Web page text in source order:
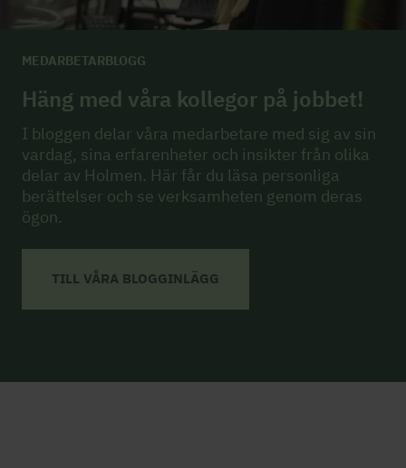
MEDARBETARBLOGG
Häng med våra kollegor på jobbet!
I bloggen delar våra medarbetare med sig av sin
vardag, sina erfarenheter och insikter från olika
delar av Holmen. Här får du läsa personliga
berättelser och se verksamheten genom deras
ögon.
TILL VÅRA BLOGGINLÄGG